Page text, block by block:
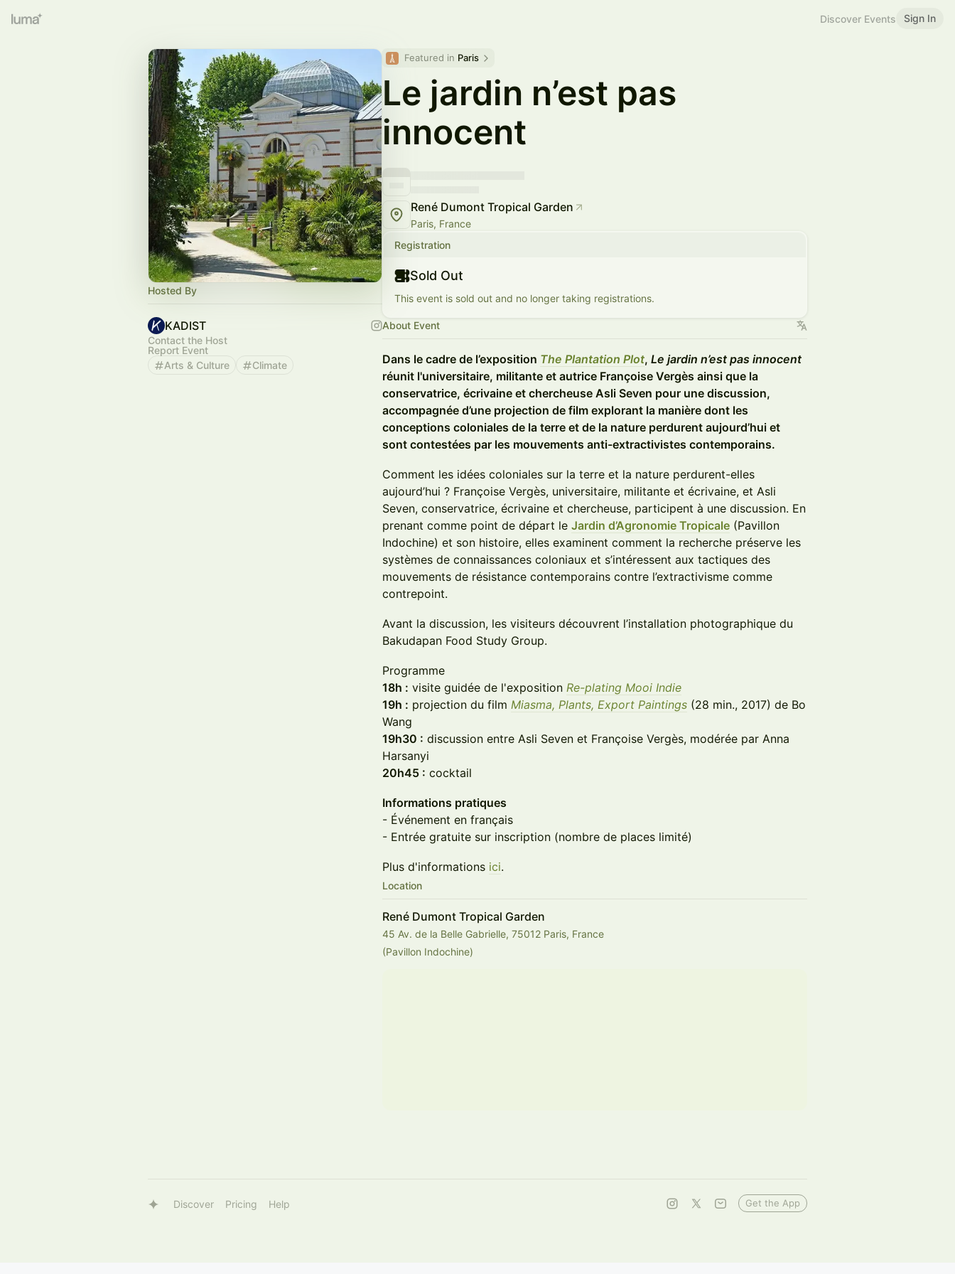
Discover Events Sign In
Hosted By
KADIST
Contact the Host
Report Event
Arts & Culture
Climate
Featured in Paris
Le jardin n’est pas
innocent
René Dumont Tropical Garden
Paris, France
Registration
Sold Out
This event is sold out and no longer taking registrations.
About Event
Dans le cadre de l’exposition The Plantation Plot, Le jardin n’est pas innocent
réunit l'universitaire, militante et autrice Françoise Vergès ainsi que la
conservatrice, écrivaine et chercheuse Asli Seven pour une discussion,
accompagnée d’une projection de film explorant la manière dont les
conceptions coloniales de la terre et de la nature perdurent aujourd’hui et
sont contestées par les mouvements anti-extractivistes contemporains.
Comment les idées coloniales sur la terre et la nature perdurent-elles
aujourd’hui ? Françoise Vergès, universitaire, militante et écrivaine, et Asli
Seven, conservatrice, écrivaine et chercheuse, participent à une discussion. En
prenant comme point de départ le Jardin d’Agronomie Tropicale (Pavillon
Indochine) et son histoire, elles examinent comment la recherche préserve les
systèmes de connaissances coloniaux et s’intéressent aux tactiques des
mouvements de résistance contemporains contre l’extractivisme comme
contrepoint.
Avant la discussion, les visiteurs découvrent l’installation photographique du
Bakudapan Food Study Group.
Programme
18h : visite guidée de l'exposition Re-plating Mooi Indie
19h : projection du film Miasma, Plants, Export Paintings (28 min., 2017) de Bo
Wang
19h30 : discussion entre Asli Seven et Françoise Vergès, modérée par Anna
Harsanyi
20h45 : cocktail
Informations pratiques
- Événement en français
- Entrée gratuite sur inscription (nombre de places limité)
Plus d'informations ici.
Location
René Dumont Tropical Garden
45 Av. de la Belle Gabrielle, 75012 Paris, France
(Pavillon Indochine)
Discover Pricing Help Get the App